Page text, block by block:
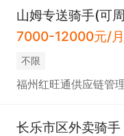
山姆专送骑手(可
7000-12000元/月
不限
福州红旺通供应链管
长乐市区外卖骑手